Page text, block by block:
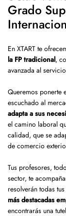
Grado
En XTART te
la FP tradicional,
avanzada al
Queremos ponerte
escuchado al
adapta a sus
el camino laboral
calidad, que se
de comercio
Tus profesores,
sector, te
resolverán todas
más destacadas
encontrarás una